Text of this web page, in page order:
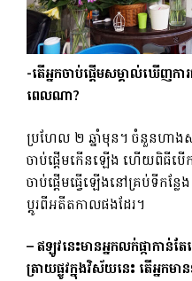
-តើ​អ្នក​ចាប់​ផ្តើម​សម្គាល់​ឃើញ​កា
ពេល​ណា?
ប្រហែល ២ ឆ្នាំមុន។ ចំនួនហា
ចាប់ផ្តើមកើនឡើង ហើយពិធីប
ចាប់ផ្តើមធ្វើឡើងនៅគ្រប់ទីកន្ល
ប្តូរពីអតីតកាលផងដែរ។
– ឥឡូវនេះមានអ្នកលក់ផ្កាកាន់តែ
ត្រាយផ្លូវក្នុងវិស័យនេះ តើអ្នក